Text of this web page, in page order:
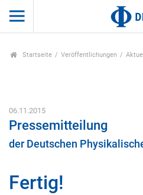
Startseite Veröffentlichungen
06.11.2015
Pressemitteilung
der Deutschen
Fertig!